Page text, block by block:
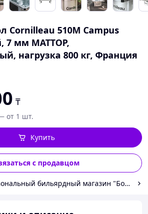
Cornilleau 510M Campus
7 мм MATTOP,
нагрузка 800 кг, Франция
₸
от 1 шт.
Купить
с продавцом
бильярдный магазин